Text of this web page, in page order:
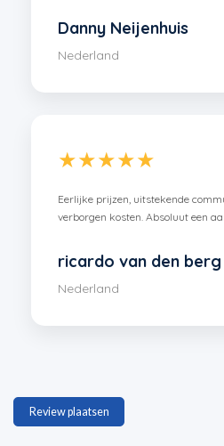
Danny Neijenhuis
Nederland
★★★★★
Eerlijke prijzen, uitstekende
verborgen kosten. Absoluut een
ricardo van den berg
Nederland
Review plaatsen